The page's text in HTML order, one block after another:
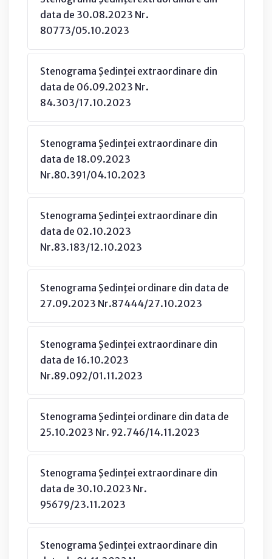
data de 30.08.2023 Nr.
80773/05.10.2023
Stenograma Şedinţei extraordinare din
data de 06.09.2023 Nr.
84.303/17.10.2023
Stenograma Şedinţei extraordinare din
data de 18.09.2023
Nr.80.391/04.10.2023
Stenograma Şedinţei extraordinare din
data de 02.10.2023
Nr.83.183/12.10.2023
Stenograma Şedinţei ordinare din data de
27.09.2023 Nr.87444/27.10.2023
Stenograma Şedinţei extraordinare din
data de 16.10.2023
Nr.89.092/01.11.2023
Stenograma Şedinţei ordinare din data de
25.10.2023 Nr. 92.746/14.11.2023
Stenograma Şedinţei extraordinare din
data de 30.10.2023 Nr.
95679/23.11.2023
Stenograma Şedinţei extraordinare din